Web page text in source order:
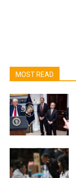
MOST READ